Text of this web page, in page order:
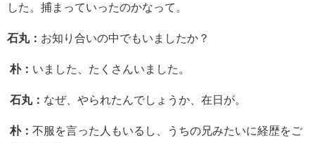
した。捕まっていったのかなって。
石丸： お知り合いの中でもいましたか？
朴： いました、たくさんいました。
石丸： なぜ、やられたんでしょうか、在日が。
朴： 不服を言った人もいるし、うちの兄みたいに経歴をご